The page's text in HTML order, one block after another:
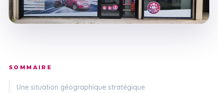
SOMMAIRE
Une situation géographique stratégique